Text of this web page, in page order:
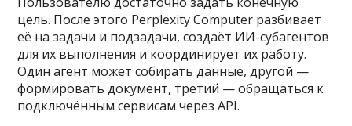
цель. После этого Perplexity Computer разбивает
её на задачи и подзадачи, создаёт ИИ-субагентов
для их выполнения и координирует их работу.
Один агент может собирать данные, другой —
формировать документ, третий — обращаться к
подключённым сервисам через API.